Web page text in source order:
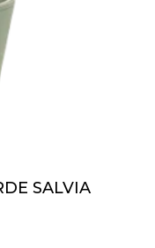
SALVIA